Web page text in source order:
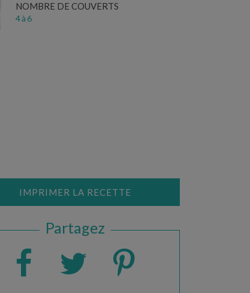
NOMBRE DE COUVERTS
4 à 6
IMPRIMER LA RECETTE
Partagez